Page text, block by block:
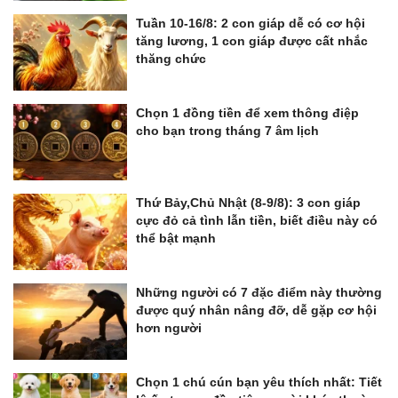
Tuần 10-16/8: 2 con giáp dễ có cơ hội
tăng lương, 1 con giáp được cất nhắc
thăng chức
Chọn 1 đồng tiền để xem thông điệp
cho bạn trong tháng 7 âm lịch
Thứ Bảy,Chủ Nhật (8-9/8): 3 con giáp
cực đỏ cả tình lẫn tiền, biết điều này có
thể bật mạnh
Những người có 7 đặc điểm này thường
được quý nhân nâng đỡ, dễ gặp cơ hội
hơn người
Chọn 1 chú cún bạn yêu thích nhất: Tiết